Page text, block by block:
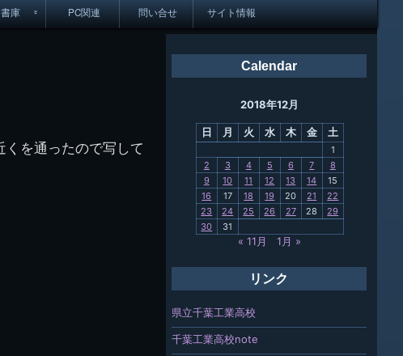
書庫
奏楽部関連
PC関連 問い合せ サイト情報
を通ったので写して
Calendar
2018年12月
日 月 火 水 木 金 土
1
2
3 4 5 6 7
8
9
10 11 12 13 14
15
16
17 18 19 20 21
22
23
24 25 26 27 28
29
30
31
« 11月 1月 »
リンク
県立千葉工業高校
千葉工業高校note